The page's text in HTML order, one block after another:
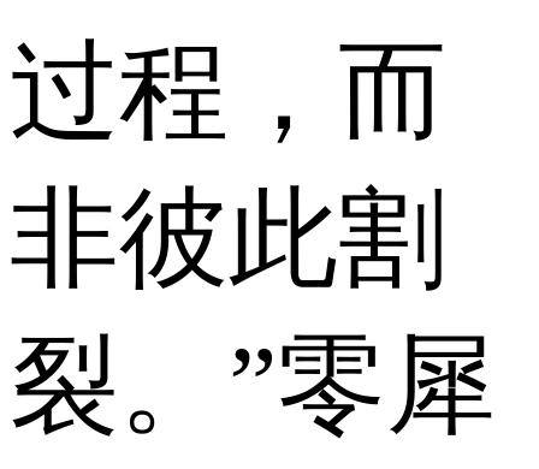
过程，而
非彼此割
裂。”零犀